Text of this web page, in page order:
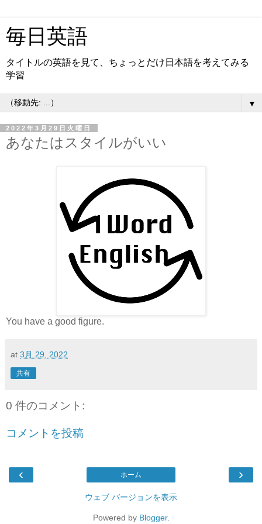
毎日英語
タイトルの英語を見て、ちょっとだけ日本語を考えてみる
学習
▼
2022年3月29日火曜日
あなたはスタイルがいい
You have a good figure.
at 3月 29, 2022
共有
0 件のコメント:
コメントを投稿
‹ ›
ホーム
ウェブ バージョンを表示
Powered by Blogger.